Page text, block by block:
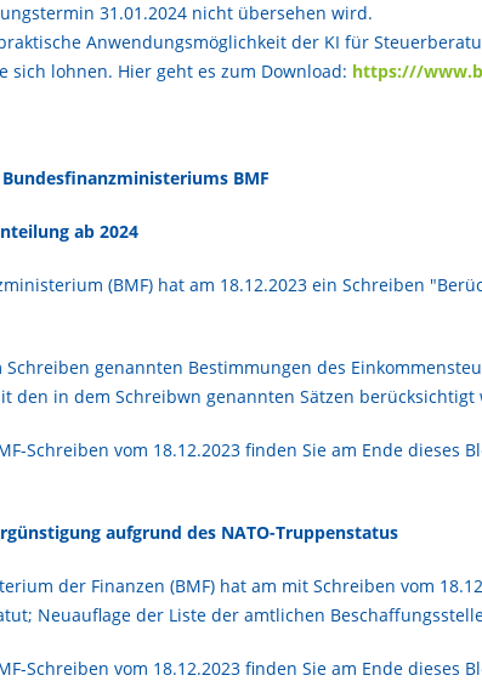
31.01.2024 nicht übersehen wird.
Anwendungsmöglichkeit der KI für
sich lohnen. Hier geht es zum Download: https:///
BMF
ab 2024
(BMF) hat am 18.12.2023 ein Schreiben
Schreiben genannten Bestimmungen des
den in dem Schreibwn genannten Sätzen berücksichtigt
Schreiben vom 18.12.2023 finden Sie am Ende dieses
aufgrund des NATO-Truppenstatus
der Finanzen (BMF) hat am mit Schreiben vom
Neuauflage der Liste der amtlichen
Schreiben vom 18.12.2023 finden Sie am Ende dieses